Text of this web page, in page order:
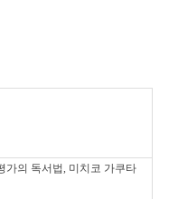
가의 독서법, 미치코 가쿠타